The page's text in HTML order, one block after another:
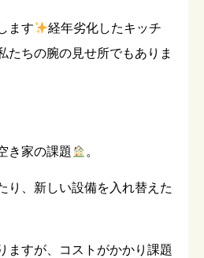
ます
経年劣化したキッチ
たちの腕の見せ所でもありま
き家の課題 。
り、新しい設備を入れ替えた
ますが、コストがかかり課題